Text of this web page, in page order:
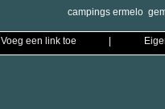
campings ermelo
Voeg een link toe